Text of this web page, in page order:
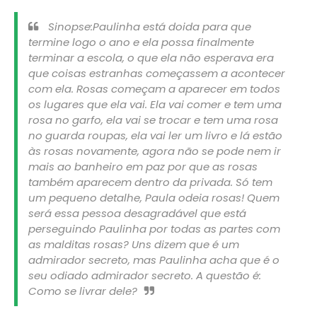
Sinopse:Paulinha está doida para que
termine logo o ano e ela possa finalmente
terminar a escola, o que ela não esperava era
que coisas estranhas começassem a acontecer
com ela. Rosas começam a aparecer em todos
os lugares que ela vai. Ela vai comer e tem uma
rosa no garfo, ela vai se trocar e tem uma rosa
no guarda roupas, ela vai ler um livro e lá estão
às rosas novamente, agora não se pode nem ir
mais ao banheiro em paz por que as rosas
também aparecem dentro da privada. Só tem
um pequeno detalhe, Paula odeia rosas! Quem
será essa pessoa desagradável que está
perseguindo Paulinha por todas as partes com
as malditas rosas? Uns dizem que é um
admirador secreto, mas Paulinha acha que é o
seu odiado admirador secreto. A questão é:
Como se livrar dele?